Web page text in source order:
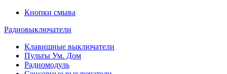
Кнопки смыва
Радиовыключатели
Клавишные выключатели
Пульты Ум. Дом
Радиомодуль